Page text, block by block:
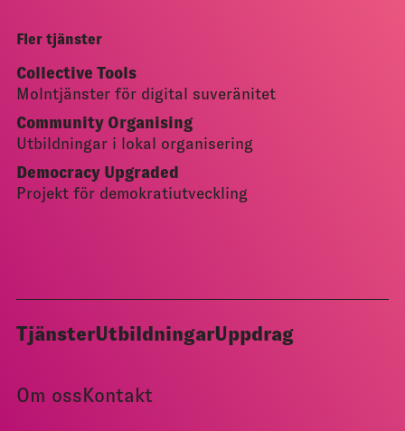
Fler tjänster
Collective Tools
Molntjänster för digital suveränitet
Community Organising
Utbildningar i lokal organisering
Democracy Upgraded
Projekt för demokratiutveckling
TjänsterUtbildningarUppdrag
Om oss Kontakt